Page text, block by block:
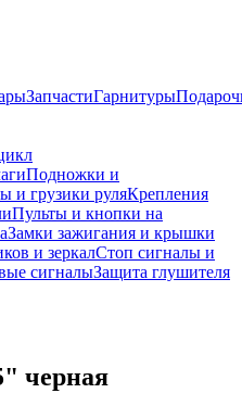
ЗапчастиГарнитуры
Подножки и
и грузики руляКрепления
Пульты и кнопки на
Замки зажигания и крышки
и зеркалСтоп сигналы и
сигналыЗащита глушителя
черная